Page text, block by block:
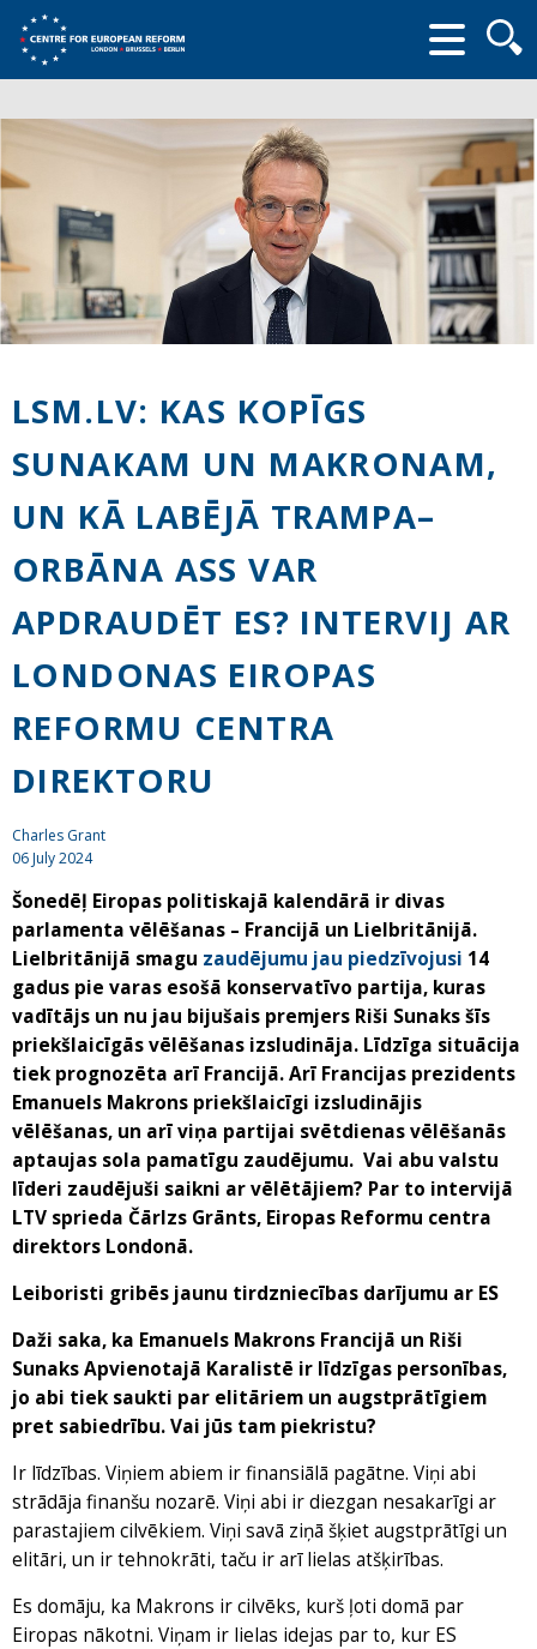
form
LSM.LV: KAS KOPĪGS
SUNAKAM UN MAKRONAM,
UN KĀ LABĒJĀ TRAMPA–
ORBĀNA ASS VAR
APDRAUDĒT ES? INTERVIJ AR
LONDONAS EIROPAS
REFORMU CENTRA
DIREKTORU
Charles Grant
06 July 2024
Šonedēļ Eiropas politiskajā kalendārā ir divas
parlamenta vēlēšanas – Francijā un Lielbritānijā.
Lielbritānijā smagu zaudējumu jau piedzīvojusi 14
gadus pie varas esošā konservatīvo partija, kuras
vadītājs un nu jau bijušais premjers Riši Sunaks šīs
priekšlaicīgās vēlēšanas izsludināja. Līdzīga situācija
tiek prognozēta arī Francijā. Arī Francijas prezidents
Emanuels Makrons priekšlaicīgi izsludinājis
vēlēšanas, un arī viņa partijai svētdienas vēlēšanās
aptaujas sola pamatīgu zaudējumu. Vai abu valstu
līderi zaudējuši saikni ar vēlētājiem? Par to intervijā
LTV sprieda Čārlzs Grānts, Eiropas Reformu centra
direktors Londonā.
Leiboristi gribēs jaunu tirdzniecības darījumu ar ES
Daži saka, ka Emanuels Makrons Francijā un Riši
Sunaks Apvienotajā Karalistē ir līdzīgas personības,
jo abi tiek saukti par elitāriem un augstprātīgiem
pret sabiedrību. Vai jūs tam piekristu?
Ir līdzības. Viņiem abiem ir finansiālā pagātne. Viņi abi
strādāja finanšu nozarē. Viņi abi ir diezgan nesakarīgi ar
parastajiem cilvēkiem. Viņi savā ziņā šķiet augstprātīgi un
elitāri, un ir tehnokrāti, taču ir arī lielas atšķirības.
Es domāju, ka Makrons ir cilvēks, kurš ļoti domā par
Eiropas nākotni. Viņam ir lielas idejas par to, kur ES